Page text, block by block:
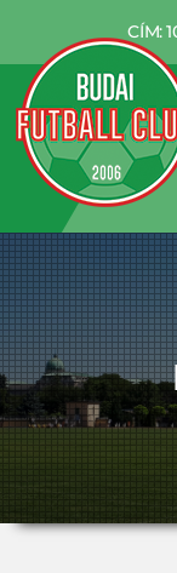
CÍM: